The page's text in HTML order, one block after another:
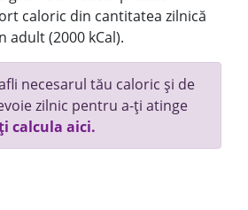
caloric din cantitatea zilnică
(2000 kCal).
necesarul tău caloric și de
zilnic pentru a-ți atinge
calcula aici.